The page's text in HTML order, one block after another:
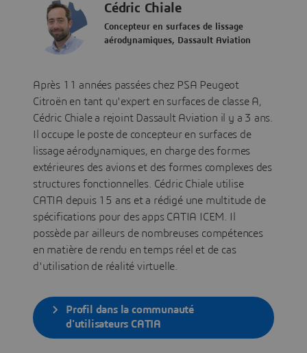
Cédric Chiale
Concepteur en surfaces de lissage
aérodynamiques, Dassault Aviation
Après 11 années passées chez PSA Peugeot
Citroën en tant qu'expert en surfaces de classe A,
Cédric Chiale a rejoint Dassault Aviation il y a 3 ans.
Il occupe le poste de concepteur en surfaces de
lissage aérodynamiques, en charge des formes
extérieures des avions et des formes complexes des
structures fonctionnelles. Cédric Chiale utilise
CATIA depuis 15 ans et a rédigé une multitude de
spécifications pour des apps CATIA ICEM. Il
possède par ailleurs de nombreuses compétences
en matière de rendu en temps réel et de cas
d'utilisation de réalité virtuelle.
Profil dans la communauté
d'utilisateurs CATIA